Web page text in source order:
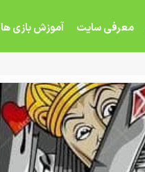
معرفی سایت آموزش بازی ها